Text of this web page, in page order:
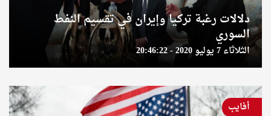
دلالات رغبة تركيا وإيران في تقسيم النفط
السوري
الثلاثاء 7 يوليو 2020 - 20:46:22
أفايب